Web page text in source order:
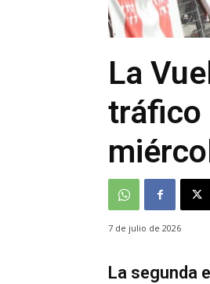
La
tráfico
7 de julio de 2026
La segunda